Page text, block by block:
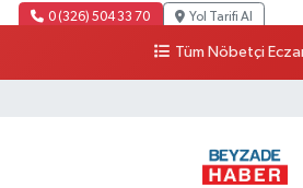
0 (326) 504 33 70 Yol Tarifi Al
Tüm Nöbetçi